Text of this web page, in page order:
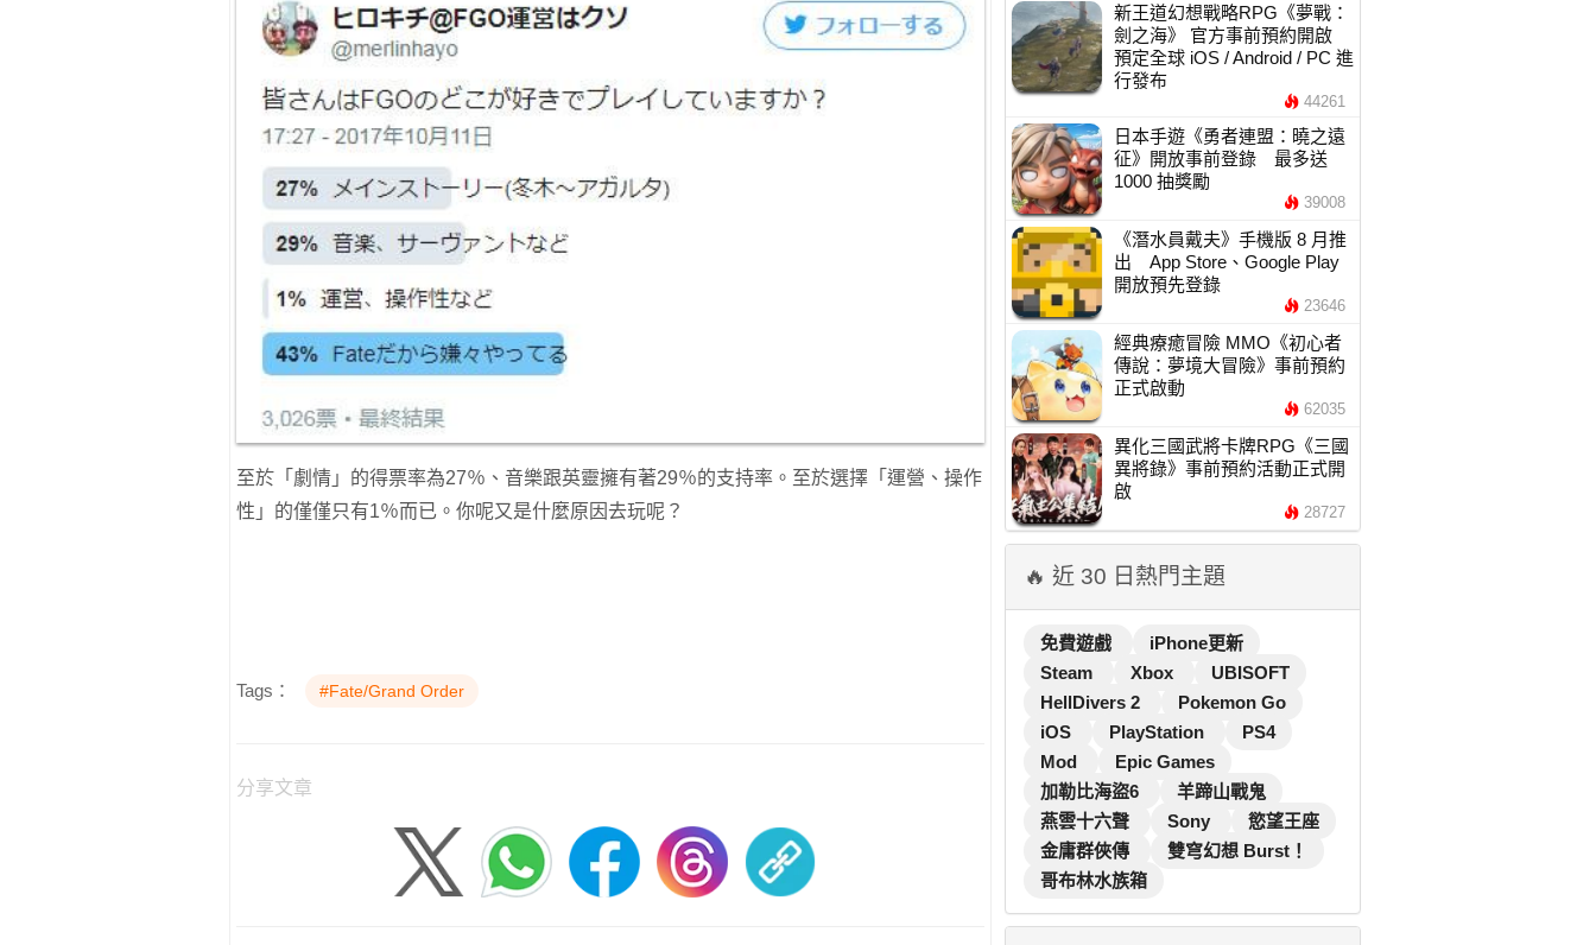
至於「劇情」的得票率為27％、音樂跟英靈擁有著29％的支持率。至於選擇「運營、操作
性」的僅僅只有1％而已。你呢又是什麼原因去玩呢？
Tags： #Fate/Grand Order
分享文章
新王道幻想戰略RPG《夢戰：
劍之海》 官方事前預約開啟
預定全球 iOS / Android / PC 進
行發布
44261
日本手遊《勇者連盟：曉之遠
征》開放事前登錄 最多送
1000 抽獎勵
39008
《潛水員戴夫》手機版 8 月推
出 App Store、Google Play
開放預先登錄
23646
經典療癒冒險 MMO《初心者
傳說：夢境大冒險》事前預約
正式啟動
62035
異化三國武將卡牌RPG《三國
異將錄》事前預約活動正式開
啟
28727
🔥 近 30 日熱門主題
免費遊戲
iPhone更新
Steam
Xbox
UBISOFT
HellDivers 2
Pokemon Go
iOS
PlayStation
PS4
Mod
Epic Games
加勒比海盜6
羊蹄山戰鬼
燕雲十六聲
Sony
慾望王座
金庸群俠傳
雙穹幻想 Burst！
哥布林水族箱